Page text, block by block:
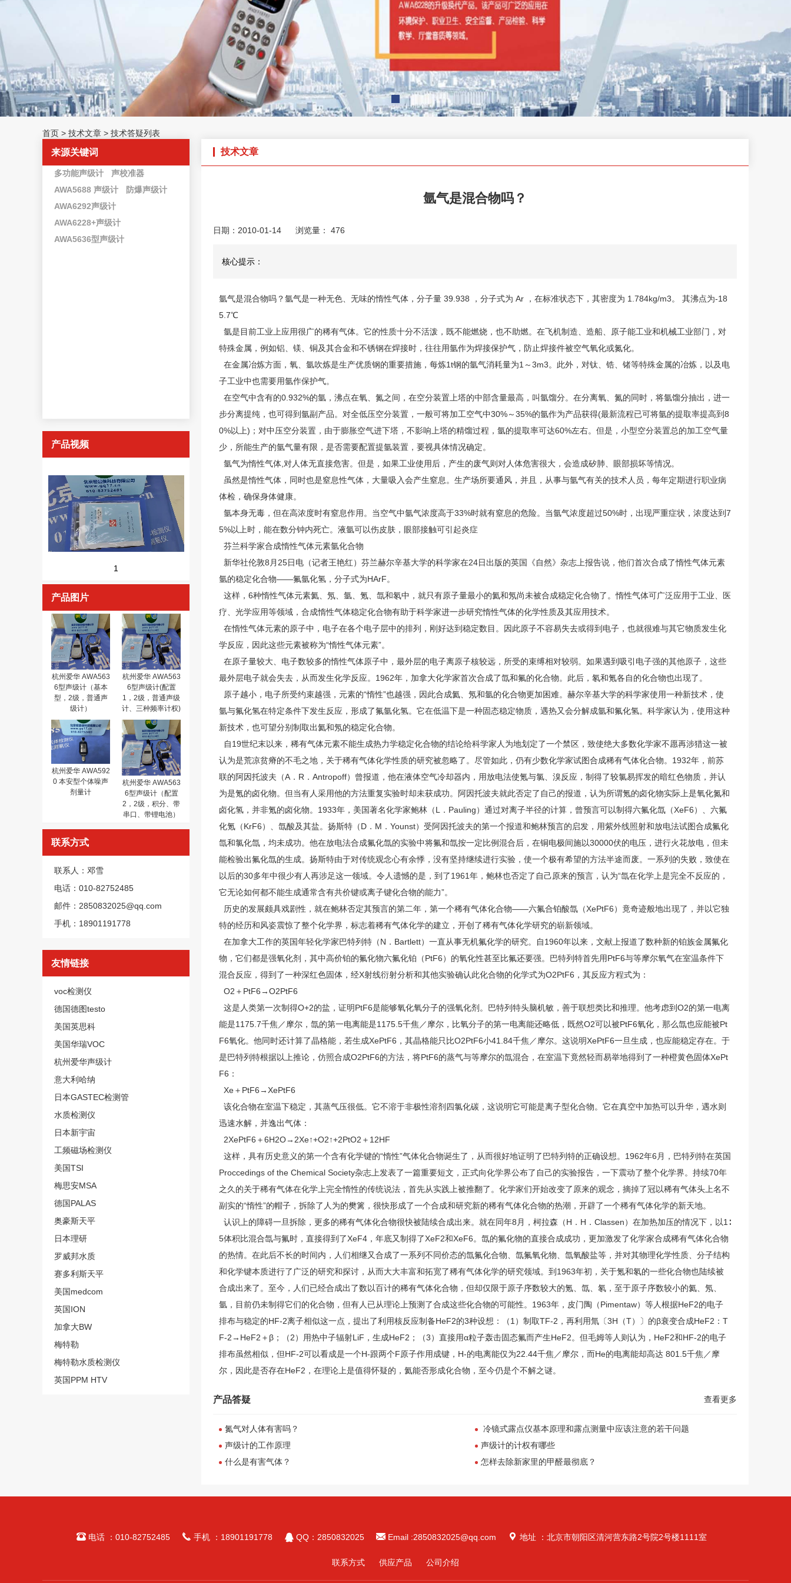
首页 > 技术文章 > 技术答疑列表
来源关键词
多功能声级计
声校准器
AWA5688 声级计
防爆声级计
AWA6292声级计
AWA6228+声级计
AWA5636型声级计
产品视频
1
产品图片
杭州爱华 AWA563
6型声级计（基本
型，2级，普通声
级计）
杭州爱华 AWA563
6型声级计(配置
1，2级，普通声级
计、三种频率计权)
杭州爱华 AWA592
0 本安型个体噪声
剂量计
杭州爱华 AWA563
6型声级计（配置
2，2级，积分、带
串口、带锂电池）
联系方式
联系人：邓雪
电话：010-82752485
邮件：2850832025@qq.com
手机：18901191778
友情链接
voc检测仪
德国德图testo
美国英思科
美国华瑞VOC
杭州爱华声级计
意大利哈纳
日本GASTEC检测管
水质检测仪
日本新宇宙
工频磁场检测仪
美国TSI
梅思安MSA
德国PALAS
奥豪斯天平
日本理研
罗威邦水质
赛多利斯天平
美国medcom
英国ION
加拿大BW
梅特勒
梅特勒水质检测仪
英国PPM HTV
技术文章
氩气是混合物吗？
日期：2010-01-14 浏览量： 476
核心提示：
氩气是混合物吗 ？氩气是一种无色、无味的惰性气体，分子量 39.938 ，分子式为 Ar ，在标准状态下，其密度为 1.784kg/m3。 其沸点为-18
5.7℃
氩是目前工业上应用很广的稀有气体。它的性质十分不活泼，既不能燃烧，也不助燃。在飞机制造、造船、原子能工业和机械工业部门，对
特殊金属，例如铝、镁、铜及其合金和不锈钢在焊接时，往往用氩作为焊接保护气，防止焊接件被空气氧化或氮化。
在金属冶炼方面，氧、氩吹炼是生产优质钢的重要措施，每炼1t钢的氩气消耗量为1～3m3。此外，对钛、锆、锗等特殊金属的冶炼，以及电
子工业中也需要用氩作保护气。
在空气中含有的0.932%的氩，沸点在氧、氮之间，在空分装置上塔的中部含量最高，叫氩馏分。在分离氧、氮的同时，将氩馏分抽出，进一
步分离提纯，也可得到氩副产品。对全低压空分装置，一般可将加工空气中30%～35%的氩作为产品获得(最新流程已可将氩的提取率提高到8
0%以上)；对中压空分装置，由于膨胀空气进下塔，不影响上塔的精馏过程，氩的提取率可达60%左右。但是，小型空分装置总的加工空气量
少，所能生产的氩气量有限，是否需要配置提氩装置，要视具体情况确定。
氩气为惰性气体,对人体无直接危害。但是，如果工业使用后，产生的废气则对人体危害很大，会造成矽肺、眼部损坏等情况。
虽然是惰性气体，同时也是窒息性气体，大量吸入会产生窒息。生产场所要通风，并且，从事与氩气有关的技术人员，每年定期进行职业病
体检，确保身体健康。
氩本身无毒，但在高浓度时有窒息作用。当空气中氩气浓度高于33%时就有窒息的危险。当氩气浓度超过50%时，出现严重症状，浓度达到7
5%以上时，能在数分钟内死亡。液氩可以伤皮肤，眼部接触可引起炎症
芬兰科学家合成惰性气体元素氩化合物
新华社伦敦8月25日电（记者王艳红）芬兰赫尔辛基大学的科学家在24日出版的英国《自然》杂志上报告说，他们首次合成了惰性气体元素
氩的稳定化合物——氟氩化氢，分子式为HArF。
这样，6种惰性气体元素氦、氖、 氩 氪 氙和氡中，就只有原子量最小的氦和氖尚未被合成稳定化合物了。惰性气体可广泛应用于工业、医
疗、光学应用等领域，合成惰性气体稳定化合物有助于科学家进一步研究惰性气体的化学性质及其应用技术。
在惰性气体元素的原子中，电子在各个电子层中的排列，刚好达到稳定数目。因此原子不容易失去或得到电子，也就很难与其它物质发生化
学反应，因此这些元素被称为“惰性气体元素”。
在原子量较大、电子数较多的惰性气体原子中，最外层的电子离原子核较远，所受的束缚相对较弱。如果遇到吸引电子强的其他原子，这些
最外层电子就会失去，从而发生化学反应。1962年，加拿大化学家首次合成了氙和氟的化合物。此后，氡和氪各自的化合物也出现了。
原子越小，电子所受约束越强，元素的“惰性”也越强，因此合成氦、氖和氩的化合物更加困难。赫尔辛基大学的科学家使用一种新技术，使
氩与氟化氢在特定条件下发生反应，形成了氟氩化氢。它在低温下是一种固态稳定物质，遇热又会分解成氩和氟化氢。科学家认为，使用这种
新技术，也可望分别制取出氦和氖的稳定化合物。
自19世纪末以来，稀有气体元素不能生成热力学稳定化合物的结论给科学家人为地划定了一个禁区，致使绝大多数化学家不愿再涉猎这一被
认为是荒凉贫瘠的不毛之地，关于稀有气体化学性质的研究被忽略了。尽管如此，仍有少数化学家试图合成稀有气体化合物。1932年，前苏
联的阿因托波夫（A．R．Antropoff）曾报道，他在液体空气冷却器内，用放电法使氪与氯、溴反应，制得了较氯易挥发的暗红色物质，并认
为是氪的卤化物。但当有人采用他的方法重复实验时却未获成功。阿因托波夫就此否定了自己的报道，认为所谓氪的卤化物实际上是氧化氮和
卤化氢，并非氪的卤化物。1933年，美国著名化学家鲍林（L．Pauling）通过对离子半径的计算，曾预言可以制得六氟化氙（XeF6）、六氟
化氪（KrF6）、氙酸及其盐。扬斯特（D．M．Younst）受阿因托波夫的第一个报道和鲍林预言的启发，用紫外线照射和放电法试图合成氟化
氙和氯化氙，均未成功。他在放电法合成氟化氙的实验中将氟和氙按一定比例混合后，在铜电极间施以30000伏的电压，进行火花放电，但未
能检验出氟化氙的生成。扬斯特由于对传统观念心有余悸，没有坚持继续进行实验，使一个极有希望的方法半途而废。一系列的失败，致使在
以后的30多年中很少有人再涉足这一领域。令人遗憾的是，到了1961年，鲍林也否定了自己原来的预言，认为“氙在化学上是完全不反应的，
它无论如何都不能生成通常含有共价键或离子键化合物的能力”。
历史的发展颇具戏剧性，就在鲍林否定其预言的第二年，第一个稀有气体化合物——六氟合铂酸氙（XePtF6）竟奇迹般地出现了，并以它独
特的经历和风姿震惊了整个化学界，标志着稀有气体化学的建立，开创了稀有气体化学研究的崭新领域。
在加拿大工作的英国年轻化学家巴特列特（N．Bartlett）一直从事无机氟化学的研究。自1960年以来，文献上报道了数种新的铂族金属氟化
物，它们都是强氧化剂，其中高价铂的氟化物六氟化铂（PtF6）的氧化性甚至比氟还要强。巴特列特首先用PtF6与等摩尔氧气在室温条件下
混合反应，得到了一种深红色固体，经X射线衍射分析和其他实验确认此化合物的化学式为O2PtF6，其反应方程式为：
O2＋PtF6→O2PtF6
这是人类第一次制得O+2的盐，证明PtF6是能够氧化氧分子的强氧化剂。巴特列特头脑机敏，善于联想类比和推理。他考虑到O2的第一电离
能是1175.7千焦／摩尔，氙的第一电离能是1175.5千焦／摩尔，比氧分子的第一电离能还略低，既然O2可以被PtF6氧化，那么氙也应能被Pt
F6氧化。他同时还计算了晶格能，若生成XePtF6，其晶格能只比O2PtF6小41.84千焦／摩尔。这说明XePtF6一旦生成，也应能稳定存在。于
是巴特列特根据以上推论，仿照合成O2PtF6的方法，将PtF6的蒸气与等摩尔的氙混合，在室温下竟然轻而易举地得到了一种橙黄色固体XePt
F6：
Xe＋PtF6→XePtF6
该化合物在室温下稳定，其蒸气压很低。它不溶于非极性溶剂四氯化碳，这说明它可能是离子型化合物。它在真空中加热可以升华，遇水则
迅速水解，并逸出气体：
2XePtF6＋6H2O→2Xe↑+O2↑+2PtO2＋12HF
这样，具有历史意义的第一个含有化学键的“惰性”气体化合物诞生了，从而很好地证明了巴特列特的正确设想。1962年6月，巴特列特在英国
Proccedings of the Chemical Society杂志上发表了一篇重要短文，正式向化学界公布了自己的实验报告，一下震动了整个化学界。持续70年
之久的关于稀有气体在化学上完全惰性的传统说法，首先从实践上被推翻了。化学家们开始改变了原来的观念，摘掉了冠以稀有气体头上名不
副实的“惰性”的帽子，拆除了人为的樊篱，很快形成了一个合成和研究新的稀有气体化合物的热潮，开辟了一个稀有气体化学的新天地。
认识上的障碍一旦拆除，更多的稀有气体化合物很快被陆续合成出来。就在同年8月，柯拉森（H．H．Classen）在加热加压的情况下，以1∶
5体积比混合氙与氟时，直接得到了XeF4，年底又制得了XeF2和XeF6。氙的氟化物的直接合成成功，更加激发了化学家合成稀有气体化合物
的热情。在此后不长的时间内，人们相继又合成了一系列不同价态的氙氟化合物、氙氟氧化物、氙氧酸盐等，并对其物理化学性质、分子结构
和化学键本质进行了广泛的研究和探讨，从而大大丰富和拓宽了稀有气体化学的研究领域。到1963年初，关于氪和氡的一些化合物也陆续被
合成出来了。至今，人们已经合成出了数以百计的稀有气体化合物，但却仅限于原子序数较大的氪、氙、氡，至于原子序数较小的氦、氖、
氩，目前仍未制得它们的化合物，但有人已从理论上预测了合成这些化合物的可能性。1963年，皮门陶（Pimentaw）等人根据HeF2的电子
排布与稳定的HF-2离子相似这一点，提出了利用核反应制备HeF2的3种设想：（1）制取TF-2，再利用氚〔3H（T）〕的β衰变合成HeF2：T
F-2→HeF2＋β；（2）用热中子辐射LiF，生成HeF2；（3）直接用α粒子轰击固态氟而产生HeF2。但毛姆等人则认为，HeF2和HF-2的电子
排布虽然相似，但HF-2可以看成是一个H-跟两个F原子作用成键，H-的电离能仅为22.44千焦／摩尔，而He的电离能却高达 801.5千焦／摩
尔，因此是否存在HeF2，在理论上是值得怀疑的，氦能否形成化合物，至今仍是个不解之谜。
产品答疑 查看更多
氮气对人体有害吗？
声级计的工作原理
什么是有害气体？
冷镜式露点仪基本原理和露点测量中应该注意的若干问题
声级计的计权有哪些
怎样去除新家里的甲醛最彻底？
电话 ：010-82752485  手机 ：18901191778 QQ：2850832025 Email :2850832025@qq.com  地址 ：北京市朝阳区清河营东路2号院2号楼1111室
联系方式 供应产品 公司介绍